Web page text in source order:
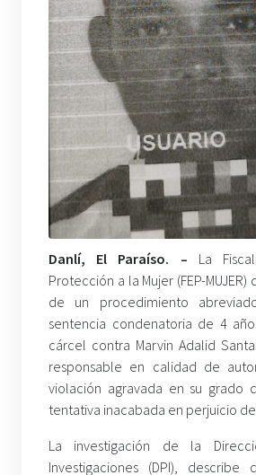
Danlí, El Paraíso. – La
Protección a la Mujer (FEP-
de un procedimiento
sentencia condenatoria de 4
cárcel contra Marvin Adalid
responsable en calidad de
violación agravada en su grado
tentativa inacabada en perjuicio
La investigación de la
Investigaciones (DPI), describe